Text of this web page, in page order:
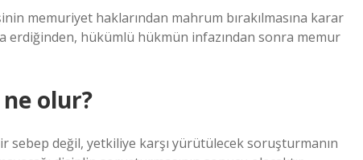
memuriyet haklarından mahrum bırakılmasına karar
erdiğinden, hükümlü hükmün infazından sonra memur
olur?
sebep değil, yetkiliye karşı yürütülecek soruşturmanın